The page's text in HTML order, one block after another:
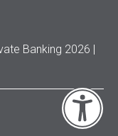
Banking 2026 |